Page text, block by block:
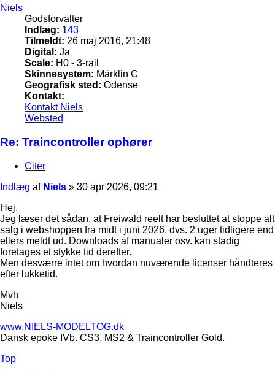
Niels
Godsforvalter
Indlæg: 143
Tilmeldt: 26 maj 2016, 21:48
Digital: Ja
Scale: H0 - 3-rail
Skinnesystem: Märklin C
Geografisk sted: Odense
Kontakt:
Kontakt Niels
Websted
Re: Traincontroller ophører
Citer
Indlæg af Niels » 30 apr 2026, 09:21
Hej,
Jeg læser det sådan, at Freiwald reelt har besluttet at stoppe alt
salg i webshoppen fra midt i juni 2026, dvs. 2 uger tidligere end
ellers meldt ud. Downloads af manualer osv. kan stadig
foretages et stykke tid derefter.
Men desværre intet om hvordan nuværende licenser håndteres
efter lukketid.
Mvh
Niels
www.NIELS-MODELTOG.dk
Dansk epoke IVb. CS3, MS2 & Traincontroller Gold.
Top